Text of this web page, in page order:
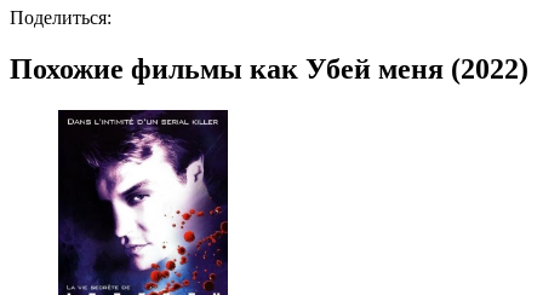
Поделиться:
Похожие фильмы как Убей меня (2022)